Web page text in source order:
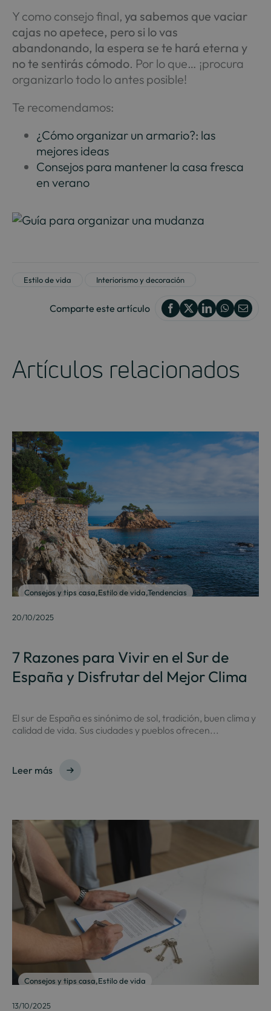
Y como consejo final, ya sabemos que vaciar
cajas no apetece, pero si lo vas
abandonando, la espera se te hará eterna y
no te sentirás cómodo. Por lo que… ¡procura
organizarlo todo lo antes posible!
Te recomendamos:
¿Cómo organizar un armario?: las
mejores ideas
Consejos para mantener la casa fresca
en verano
Estilo de vida Interiorismo y decoración
Comparte este artículo
Artículos relacionados
Consejos y tips casa,Estilo de vida,Tendencias
20/10/2025
7 Razones para Vivir en el Sur de
España y Disfrutar del Mejor Clima
El sur de España es sinónimo de sol, tradición, buen clima y
calidad de vida. Sus ciudades y pueblos ofrecen...
Leer más
Consejos y tips casa,Estilo de vida
13/10/2025